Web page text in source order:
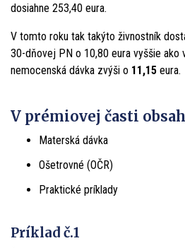
dosiahne 253,40 eura.
V tomto roku tak takýto živnostník
30-dňovej PN o 10,80 eura vyššie ako
nemocenská dávka zvýši o 11,15 eura.
V prémiovej časti
Materská dávka
Ošetrovné (OČR)
Praktické príklady
Príklad č.1